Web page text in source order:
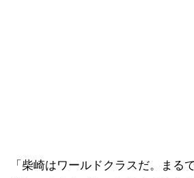
「柴崎はワールドクラスだ。まる